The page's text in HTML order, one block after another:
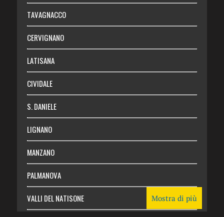
Chi siamo
Abbonati
Login
TAVAGNACCO
CERVIGNANO
LATISANA
CIVIDALE
S. DANIELE
LIGNANO
MANZANO
PALMANOVA
VALLI DEL NATISONE Mostra di più